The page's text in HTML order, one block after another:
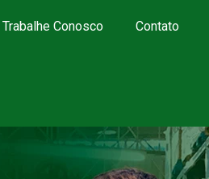
Trabalhe Conosco Contato